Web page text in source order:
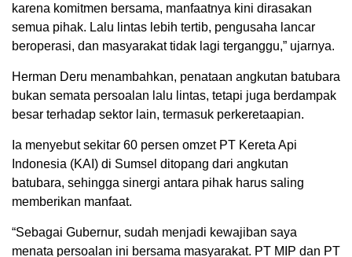
karena komitmen bersama, manfaatnya kini dirasakan
semua pihak. Lalu lintas lebih tertib, pengusaha lancar
beroperasi, dan masyarakat tidak lagi terganggu,” ujarnya.
Herman Deru menambahkan, penataan angkutan batubara
bukan semata persoalan lalu lintas, tetapi juga berdampak
besar terhadap sektor lain, termasuk perkeretaapian.
Ia menyebut sekitar 60 persen omzet PT Kereta Api
Indonesia (KAI) di Sumsel ditopang dari angkutan
batubara, sehingga sinergi antara pihak harus saling
memberikan manfaat.
“Sebagai Gubernur, sudah menjadi kewajiban saya
menata persoalan ini bersama masyarakat. PT MIP dan PT